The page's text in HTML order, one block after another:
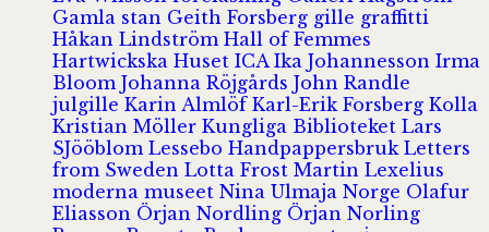
Gamla stan Geith Forsberg gille graffitti
Håkan Lindström Hall of Femmes
Hartwickska Huset ICA Ika Johannesson Irma
Bloom Johanna Röjgårds John Randle
julgille Karin Almlöf Karl-Erik Forsberg Kolla
Kristian Möller Kungliga Biblioteket Lars
SJööblom Lessebo Handpappersbruk Letters
from Sweden Lotta Frost Martin Lexelius
moderna museet Nina Ulmaja Norge Olafur
Eliasson Örjan Nordling Örjan Norling